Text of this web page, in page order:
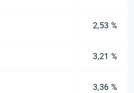
2,53 %
3,21 %
3,36 %